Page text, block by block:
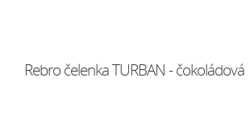
Rebro čelenka TURBAN - čokoládová